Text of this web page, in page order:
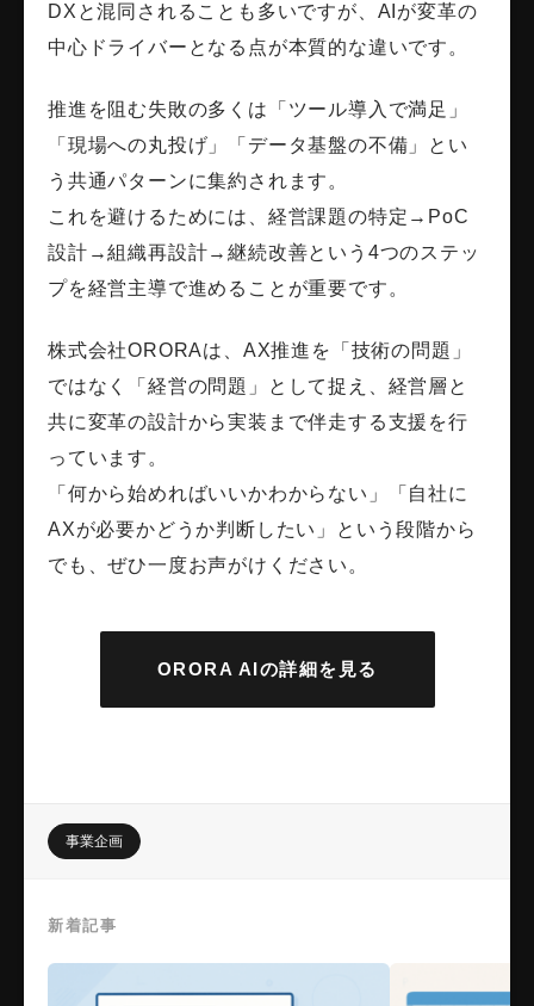
DXと混同されることも多いですが、AIが変革の
中心ドライバーとなる点が本質的な違いです。
推進を阻む失敗の多くは「ツール導入で満足」
「現場への丸投げ」「データ基盤の不備」とい
う共通パターンに集約されます。
これを避けるためには、経営課題の特定→PoC
設計→組織再設計→継続改善という4つのステッ
プを経営主導で進めることが重要です。
株式会社ORORAは、AX推進を「技術の問題」
ではなく「経営の問題」として捉え、経営層と
共に変革の設計から実装まで伴走する支援を行
っています。
「何から始めればいいかわからない」「自社に
AXが必要かどうか判断したい」という段階から
でも、ぜひ一度お声がけください。
ORORA AIの詳細を見る
事業企画
新着記事